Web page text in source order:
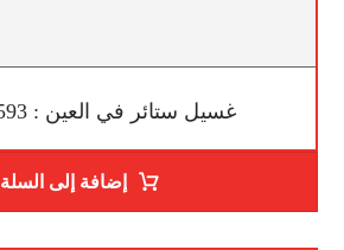
غسيل ستائر في العين : 0523659593
إضافة إلى السلة